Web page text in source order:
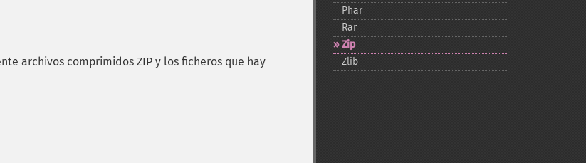
archivos comprimidos ZIP y los ficheros que hay
Phar
Rar
Zip
Zlib